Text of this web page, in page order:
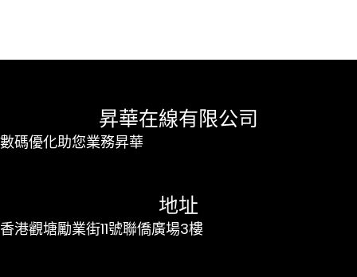
昇華在線有限公司
數碼優化助您業務昇華
地址
香港觀塘勵業街11號聯僑廣場3樓